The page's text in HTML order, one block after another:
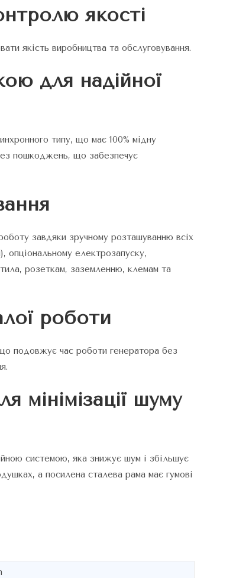
якості
якість виробництва та обслуговування.
для надійної
типу, що має 100% мідну
пошкоджень, що забезпечує
завдяки зручному розташуванню всіх
опціональному електрозапуску,
розеткам, заземленню, клемам та
роботи
подовжує час роботи генератора без
мінімізації шуму
системою, яка знижує шум і збільшує
а посилена сталева рама має гумові